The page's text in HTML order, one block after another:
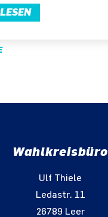
Wahlkreisbüro
Ulf Thiele
Ledastr. 11
26789 Leer